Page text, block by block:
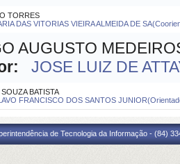
TORRES
DAS VITORIAS VIEIRA ALMEIDA DE
AUGUSTO
JOSE LUIZ DE
BATISTA
FRANCISCO DOS SANTOS
de Tecnologia da Informação - (84)